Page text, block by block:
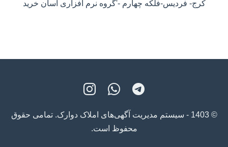
کرج- فردیس-فلکه چهارم -'گروه نرم افزاری آسان خرید
© 1403 - سیستم مدیریت آگهی‌های املاک دوارک. تمامی حقوق
محفوظ است.